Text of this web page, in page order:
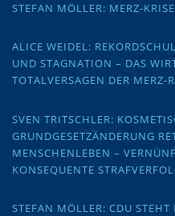
STEFAN MÖLLER: MERZ-
ALICE WEIDEL:
UND STAGNATION – DAS
TOTALVERSAGEN DER MERZ-
SVEN TRITSCHLER:
GRUNDGESETZÄNDERUNG
MENSCHENLEBEN –
KONSEQUENTE
STEFAN MÖLLER: CDU